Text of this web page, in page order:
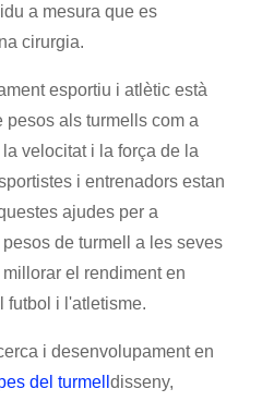
a mesura que es
cirurgia.
esportiu i atlètic està
als turmells com a
velocitat i la força de la
i entrenadors estan
ajudes per a
de turmell a les seves
el rendiment en
futbol i l'atletisme.
i desenvolupament en
del turmelldisseny,